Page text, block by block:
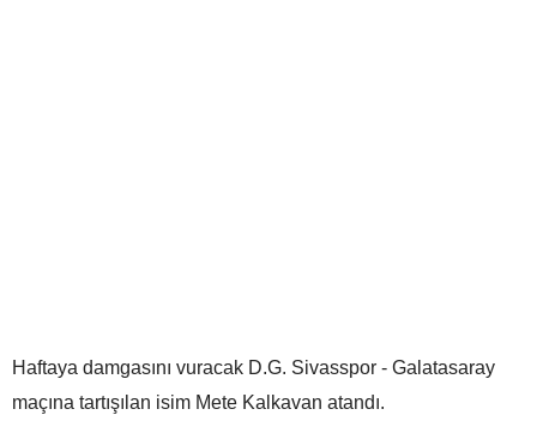
Haftaya damgasını vuracak D.G. Sivasspor - Galatasaray
maçına tartışılan isim Mete Kalkavan atandı.